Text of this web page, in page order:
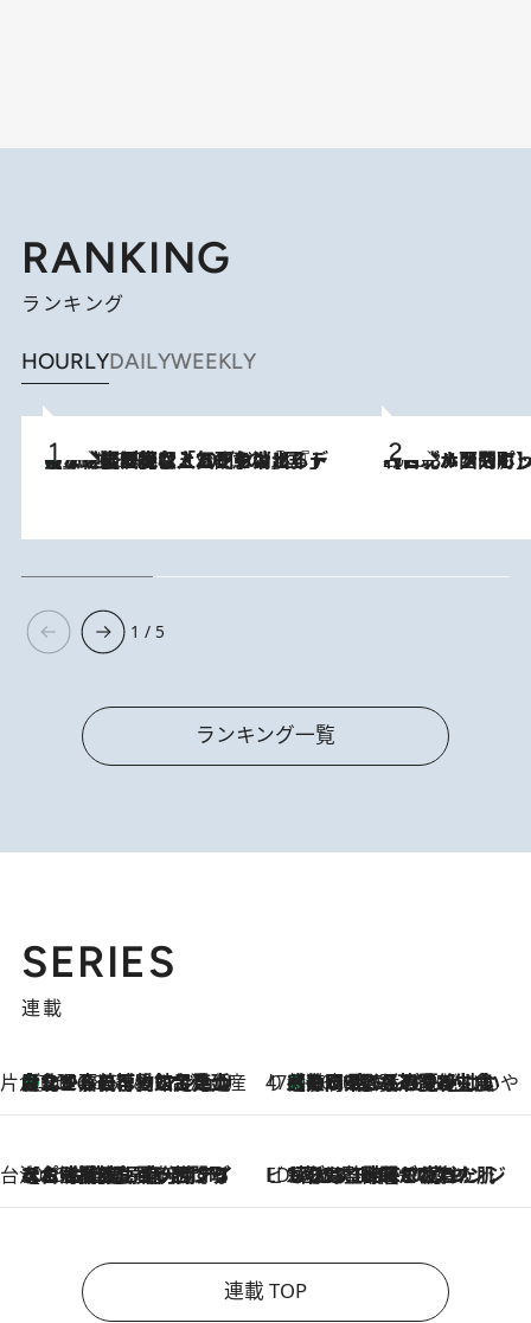
RANKING
ランキング
HOURLYDAILYWEEKLY
2026.8.5
【なぜ吉沢亮は「気配を消せる」のか？】興行収入208億の『国宝』を経て挑むミュージカル『ディア・エヴァン・ハンセン』。トップ俳優が舞台上でさらけ出した“孤独”とは 2026.8.4
【台北・西門町】台湾旅行で行くべきグルメスポット7選《濃厚ルーローハンやもっちり粽、サクふわドーナツも》
1 / 5
ランキング一覧
SERIES
連載
片倉真理のときめく台湾土産
2026.8.5
台北からちょっと足を延ばして嘉義へ！ マジョリカタイルの博物館で見つけたレトロ可愛い台湾土産 47都道府県の手みやげ ひんやりスイーツで夏を満喫
2026.8.5
【静岡県】この夏絶対食べたい 冷やしておいしいおやつ3選 お茶香る生食感のふるふるゼリー
台湾ぶらぶら食べ歩き
2026.8.4
【台湾夏旅】買い物するなら“台湾の原宿”西門町へ！ お土産も自分用アイテムも揃うショッピングスポット8選 ビューティいいもの集め EDITORS' BEST
2026.8.3
“落とす”時間が“癒やし”に。THREEのクレンジングは、酷暑で疲れた肌も心も整えてくれる！
連載 TOP